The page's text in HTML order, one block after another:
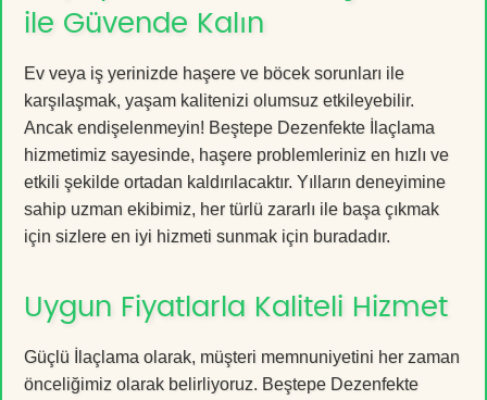
ile Güvende Kalın
Ev veya iş yerinizde haşere ve böcek sorunları ile
karşılaşmak, yaşam kalitenizi olumsuz etkileyebilir.
Ancak endişelenmeyin! Beştepe Dezenfekte İlaçlama
hizmetimiz sayesinde, haşere problemleriniz en hızlı ve
etkili şekilde ortadan kaldırılacaktır. Yılların deneyimine
sahip uzman ekibimiz, her türlü zararlı ile başa çıkmak
için sizlere en iyi hizmeti sunmak için buradadır.
Uygun Fiyatlarla Kaliteli Hizmet
Güçlü İlaçlama olarak, müşteri memnuniyetini her zaman
önceliğimiz olarak belirliyoruz. Beştepe Dezenfekte